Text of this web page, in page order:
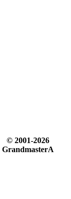
© 2001-2026
GrandmasterA